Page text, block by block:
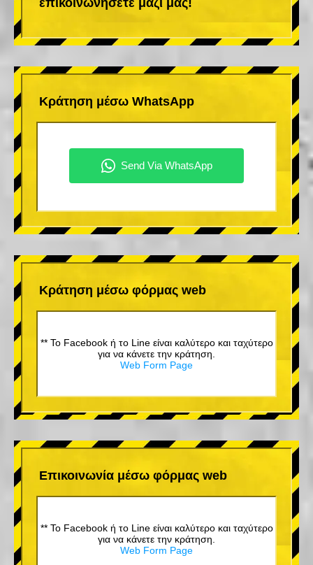
Κράτηση μέσω WhatsApp
Κράτηση μέσω φόρμας web
** Το Facebook ή το Line είναι καλύτερο και ταχύτερο
για να κάνετε την κράτηση.
Web Form Page
Επικοινωνία μέσω φόρμας web
** Το Facebook ή το Line είναι καλύτερο και ταχύτερο
για να κάνετε την κράτηση.
Web Form Page